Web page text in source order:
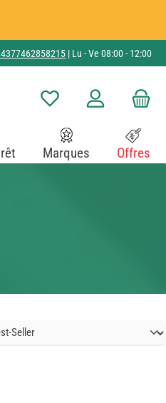
| Lu - Ve 08:00 - 12:00
Vous avez 0 articles dans
Marques Offres